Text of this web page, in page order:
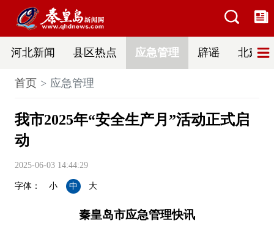
河北新闻 县区热点 应急管理 辟谣 北戴河
首页 应急管理
我市2025年“安全生产月”活动正式启
动
2025-06-03 14:44:29
字体： 小 中 大
秦皇岛市应急管理快讯